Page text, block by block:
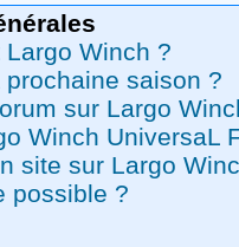
Winch ?
saison ?
sur Largo
Winch UniversaL
site sur Largo
possible ?